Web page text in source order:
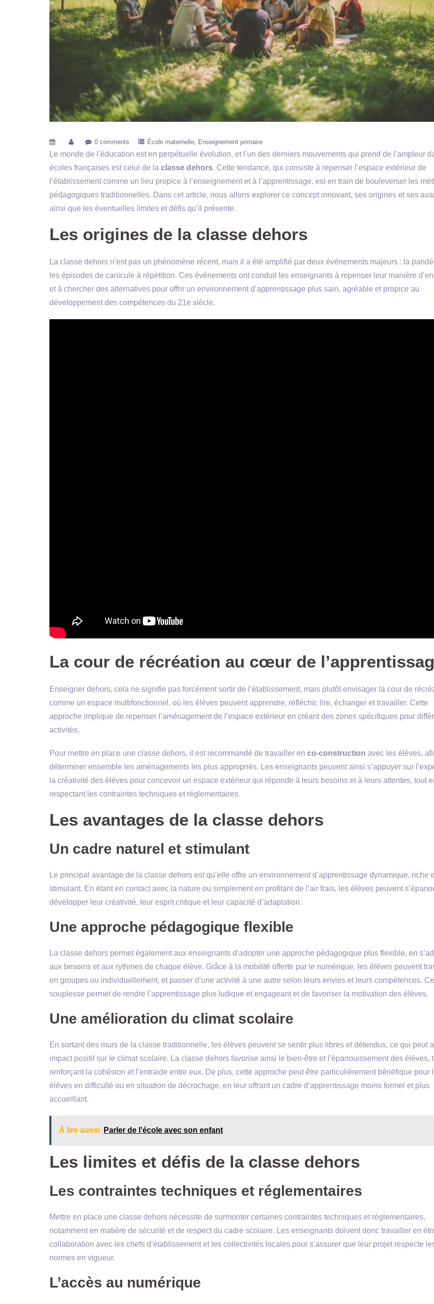
0 comments École maternelle Enseignement primaire
Le monde de l’éducation est en perpétuelle évolution, et l’un des derniers mouvements qui prend de l’ampleur
écoles françaises est celui de la classe dehors. Cette tendance, qui consiste à repenser l’espace extérieur de
l’établissement comme un lieu propice à l’enseignement et à l’apprentissage, est en train de bouleverser les
pédagogiques traditionnelles. Dans cet article, nous allons explorer ce concept innovant, ses origines et ses
ainsi que les éventuelles limites et défis qu’il présente.
Les origines de la classe dehors
La classe dehors n’est pas un phénomène récent, mais il a été amplifié par deux événements majeurs : la
les épisodes de canicule à répétition. Ces événements ont conduit les enseignants à repenser leur manière
et à chercher des alternatives pour offrir un environnement d’apprentissage plus sain, agréable et propice au
développement des compétences du 21e siècle.
La cour de récréation au cœur de
Enseigner dehors, cela ne signifie pas forcément sortir de l’établissement, mais plutôt envisager la cour de
comme un espace multifonctionnel, où les élèves peuvent apprendre, réfléchir, lire, échanger et travailler. Cette
approche implique de repenser l’aménagement de l’espace extérieur en créant des zones spécifiques pour
activités.
Pour mettre en place une classe dehors, il est recommandé de travailler en co-construction avec les élèves,
déterminer ensemble les aménagements les plus appropriés. Les enseignants peuvent ainsi s’appuyer sur
la créativité des élèves pour concevoir un espace extérieur qui réponde à leurs besoins et à leurs attentes, tout
respectant les contraintes techniques et réglementaires.
Les avantages de la classe dehors
Un cadre naturel et stimulant
Le principal avantage de la classe dehors est qu’elle offre un environnement d’apprentissage dynamique, riche
stimulant. En étant en contact avec la nature ou simplement en profitant de l’air frais, les élèves peuvent
développer leur créativité, leur esprit critique et leur capacité d’adaptation.
Une approche pédagogique flexible
La classe dehors permet également aux enseignants d’adopter une approche pédagogique plus flexible, en
aux besoins et aux rythmes de chaque élève. Grâce à la mobilité offerte par le numérique, les élèves peuvent
en groupes ou individuellement, et passer d’une activité à une autre selon leurs envies et leurs compétences.
souplesse permet de rendre l’apprentissage plus ludique et engageant et de favoriser la motivation des élèves.
Une amélioration du climat scolaire
En sortant des murs de la classe traditionnelle, les élèves peuvent se sentir plus libres et détendus, ce qui peut
impact positif sur le climat scolaire. La classe dehors favorise ainsi le bien-être et l’épanouissement des élèves,
renforçant la cohésion et l’entraide entre eux. De plus, cette approche peut être particulièrement bénéfique pour
élèves en difficulté ou en situation de décrochage, en leur offrant un cadre d’apprentissage moins formel et plus
accueillant.
À lire aussi Parler de l'école avec son enfant
Les limites et défis de la classe dehors
Les contraintes techniques et réglementaires
Mettre en place une classe dehors nécessite de surmonter certaines contraintes techniques et réglementaires,
notamment en matière de sécurité et de respect du cadre scolaire. Les enseignants doivent donc travailler en
collaboration avec les chefs d’établissement et les collectivités locales pour s’assurer que leur projet respecte
normes en vigueur.
L’accès au numérique